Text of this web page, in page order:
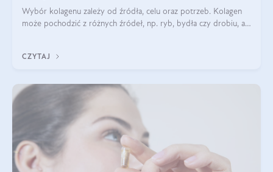
Wybór kolagenu zależy od źródła, celu oraz potrzeb. Kolagen
może pochodzić z różnych źródeł, np. ryb, bydła czy drobiu, a
bydlęcy.
CZYTAJ